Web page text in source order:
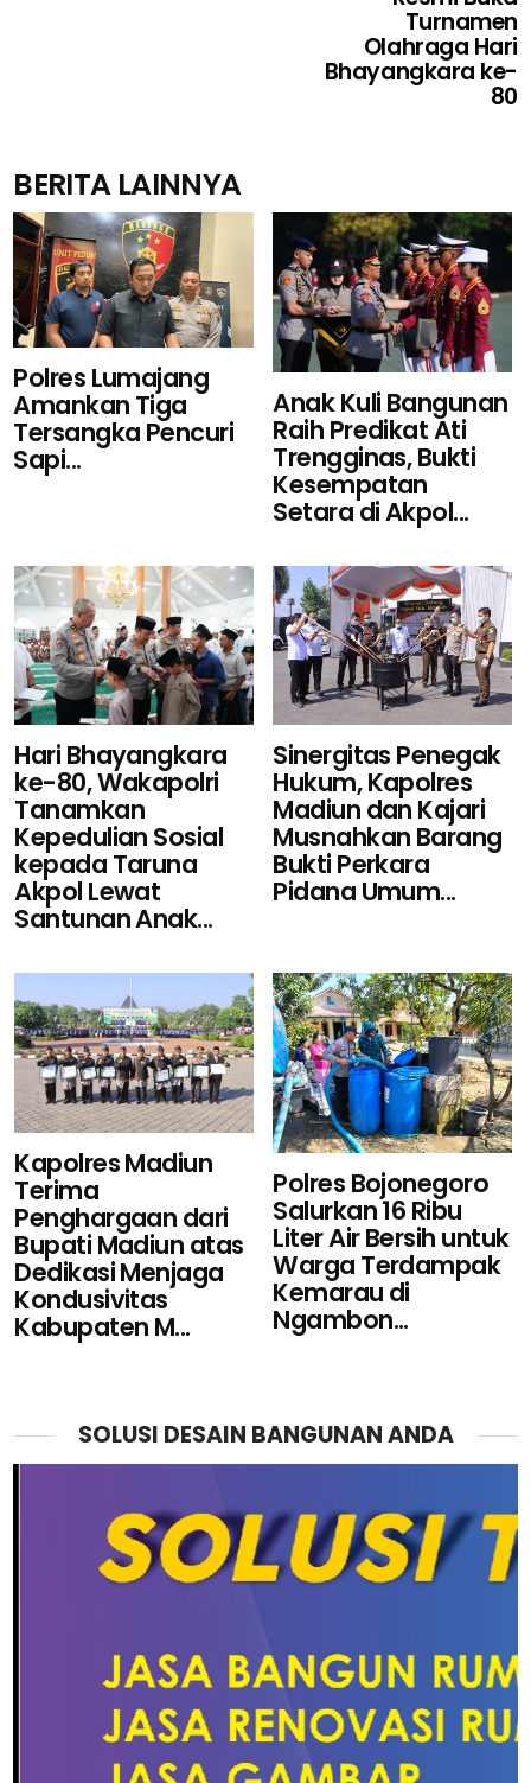
Turnamen
Olahraga Hari
Bhayangkara ke-
80
BERITA LAINNYA
Polres Lumajang
Amankan Tiga
Tersangka Pencuri
Sapi...
Anak Kuli Bangunan
Raih Predikat Ati
Trengginas, Bukti
Kesempatan
Setara di Akpol...
Hari Bhayangkara
ke-80, Wakapolri
Tanamkan
Kepedulian Sosial
kepada Taruna
Akpol Lewat
Santunan Anak...
Sinergitas Penegak
Hukum, Kapolres
Madiun dan Kajari
Musnahkan Barang
Bukti Perkara
Pidana Umum...
Kapolres Madiun
Terima
Penghargaan dari
Bupati Madiun atas
Dedikasi Menjaga
Kondusivitas
Kabupaten M...
Polres Bojonegoro
Salurkan 16 Ribu
Liter Air Bersih untuk
Warga Terdampak
Kemarau di
Ngambon...
SOLUSI DESAIN BANGUNAN ANDA